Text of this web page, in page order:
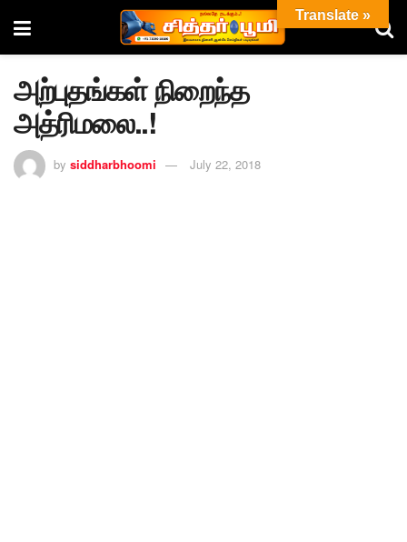
அற்புதங்கள் நிறைந்த
அத்ரிமலை..!
by siddharbhoomi July 22, 2018
Translate »